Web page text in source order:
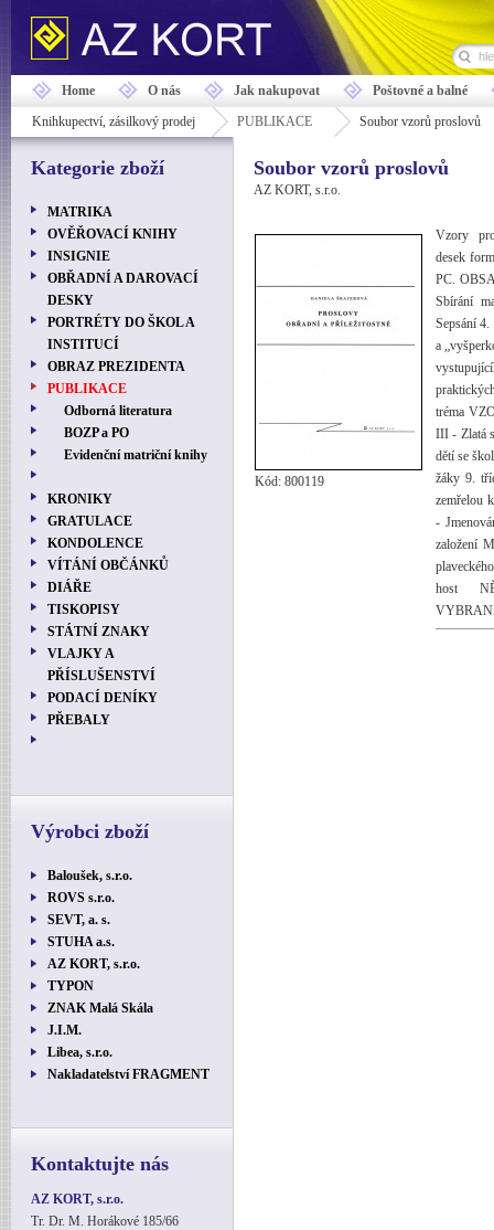
Home O nás Jak nakupovat
Poštovné a balné
Knihkupectví, zásilkový prodej
PUBLIKACE Soubor vzorů proslovů
Kategorie zboží
MATRIKA
OVĚŘOVACÍ KNIHY
INSIGNIE
OBŘADNÍ A DAROVACÍ
DESKY
PORTRÉTY DO ŠKOL A
INSTITUCÍ
OBRAZ PREZIDENTA
PUBLIKACE
Odborná literatura
BOZP a PO
Evidenční matriční knihy
KRONIKY
GRATULACE
KONDOLENCE
VÍTÁNÍ OBČÁNKŮ
DIÁŘE
TISKOPISY
STÁTNÍ ZNAKY
VLAJKY A
PŘÍSLUŠENSTVÍ
PODACÍ DENÍKY
PŘEBALY
Výrobci zboží
Baloušek, s.r.o.
ROVS s.r.o.
SEVT, a. s.
STUHA a.s.
AZ KORT, s.r.o.
TYPON
ZNAK Malá Skála
J.I.M.
Libea, s.r.o.
Nakladatelství FRAGMENT
Kontaktujte nás
AZ KORT, s.r.o.
Tr. Dr. M. Horákové 185/66
Soubor vzorů proslovů
AZ KORT, s.r.o.
Kód: 800119
Vzory
desek
PC.
Sbírání
Sepsání
a
tréma
III - Zlatá
dětí se
žáky 9.
zemřelou
-
založení
host